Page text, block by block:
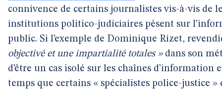
connivence de certains journalistes vis-à-vis de
institutions politico-judiciaires pèsent sur
public. Si l’exemple de Dominique Rizet,
objectivé et une impartialité totales »dans son
d’être un cas isolé sur les chaînes
temps que certains « spécialistes police-justice »